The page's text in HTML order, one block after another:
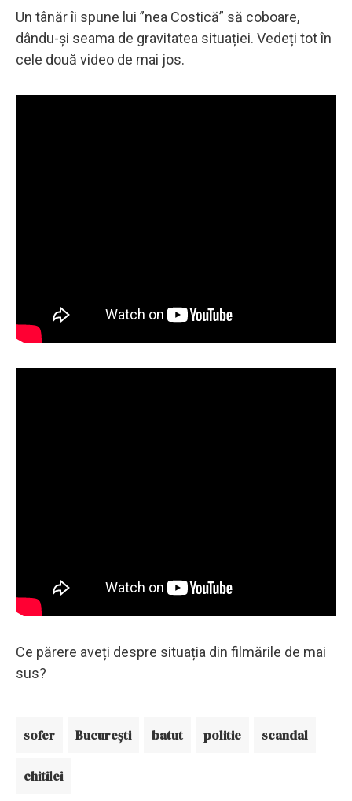
Un tânăr îi spune lui ”nea Costică” să coboare,
dându-și seama de gravitatea situației. Vedeți tot în
cele două video de mai jos.
Ce părere aveți despre situația din filmările de mai
sus?
sofer Bucureşti batut politie scandal
chitilei